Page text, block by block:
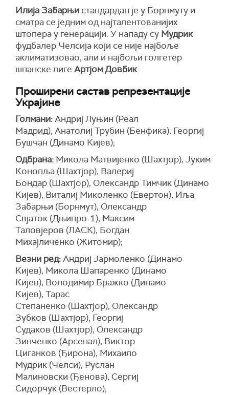
Илија Забарњи стандардан је у Борнмуту и
сматра се једним од најталентованијих
штопера у генерацији. У нападу су Мудрик
фудбалер Челсија који се није најбоље
аклиматизовао, али и најбољи голгетер
шпанске лиге Артјом Довбик.
Проширени састав репрезентације
Украјине
Голмани:Андриј Луњин (Реал
Мадрид), Анатолиј Трубин (Бенфика), Георгиј
Бушчан (Динамо Кијев);
Одбрана: Микола Матвијенко (Шахтјор), Јуким
Конопља (Шахтјор), Валериј
Бондар (Шахтјор), Олександр Тимчик (Динамо
Кијев), Виталиј Миколенко (Евертон), Иља
Забарњи (Борнмут), Олександр
Свјаток (Дњипро-1), Максим
Таловјеров (ЛАСК), Богдан
Михајличенко (Житомир);
Везни ред:Андриј Јармоленко (Динамо
Кијев), Микола Шапаренко (Динамо
Кијев), Володимир Бражко (Динамо
Кијев), Тарас
Степаненко (Шахтјор), Олександр
Зубков (Шахтјор), Георгиј
Судаков (Шахтјор), Олександр
Зинченко (Арсенал), Виктор
Циганков (Ђирона), Михаило
Мудрик (Челси), Руслан
Малиновски (Ђенова), Сергиј
Сидорчук (Вестерло);